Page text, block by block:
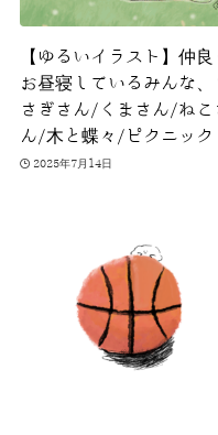
【ゆるいイラスト】仲良
お昼寝しているみんな、
さぎさん/くまさん/ねこ
ん/木と蝶々/ピクニック
2025年7月14日